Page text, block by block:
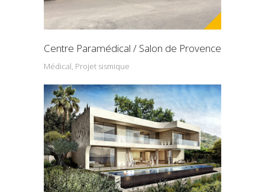
Centre Paramédical / Salon de Provence
Médical, Projet sismique